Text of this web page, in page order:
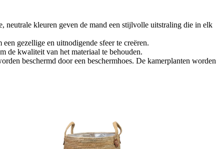
kleuren geven de mand een stijlvolle uitstraling die in elk
gezellige en uitnodigende sfeer te creëren.
de kwaliteit van het materiaal te behouden.
beschermd door een beschermhoes. De kamerplanten worden